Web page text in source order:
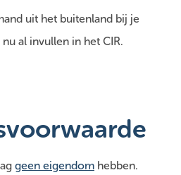
uit het buitenland bij je
al invullen in het CIR.
geen eigendom hebben.